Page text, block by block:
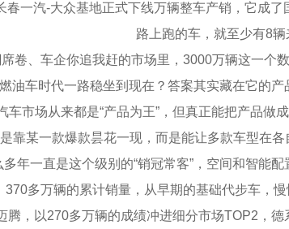
汽-大众基地正式下线万辆整车产销，它成了
路上跑的车，就至少有8辆
、车企你追我赶的市场里，3000万辆这一个
油车时代一路稳坐到现在？答案其实藏在它的
场从来都是“产品为王”，但真正能把产品做成
某一款爆款昙花一现，而是能让多款车型在各
多年一直是这个级别的“销冠常客”，空间和智能配
多万辆的累计销量，从早期的基础代步车，慢
以270多万辆的成绩冲进细分市场TOP2，德